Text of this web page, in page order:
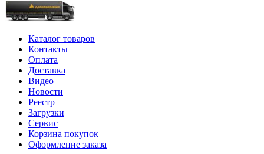
Каталог товаров
Контакты
Оплата
Доставка
Видео
Новости
Реестр
Загрузки
Сервис
Корзина покупок
Оформление заказа